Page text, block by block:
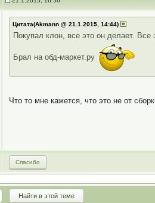
Цитата(Akmann @ 21.1.2015, 14:44)
Покупал клон, все это он делает.
Брал на обд-маркет.ру
Что то мне кажется, что это не от
Спасибо